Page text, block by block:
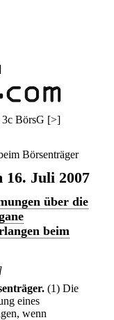
3c BörsG [>]
Börsenträger
16. Juli 2007
über die
beim
(1) Die
eines
wenn